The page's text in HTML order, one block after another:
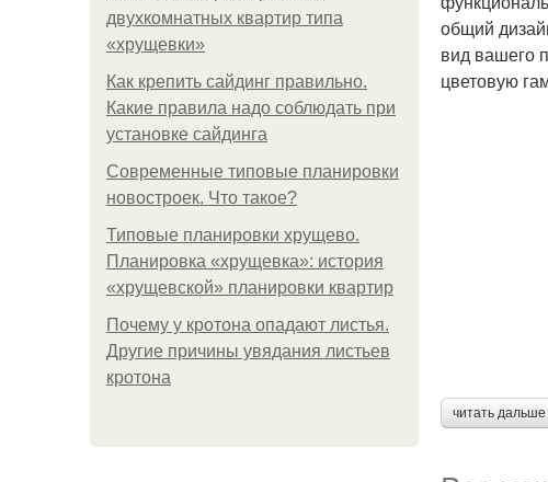
двухкомнатных квартир типа
«хрущевки»
Как крепить сайдинг правильно.
Какие правила надо соблюдать при
установке сайдинга
Современные типовые планировки
новостроек. Что такое?
Типовые планировки хрущево.
Планировка «хрущевка»: история
«хрущевской» планировки квартир
Почему у кротона опадают листья.
Другие причины увядания листьев
кротона
общий
вид вашего
цветовую
читать